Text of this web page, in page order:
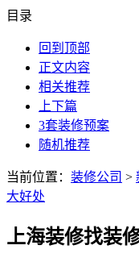
目录
回到顶部
正文内容
相关推荐
上下篇
3套装修预案
随机推荐
当前位置： 装修公司 >
大好处
上海装修找装